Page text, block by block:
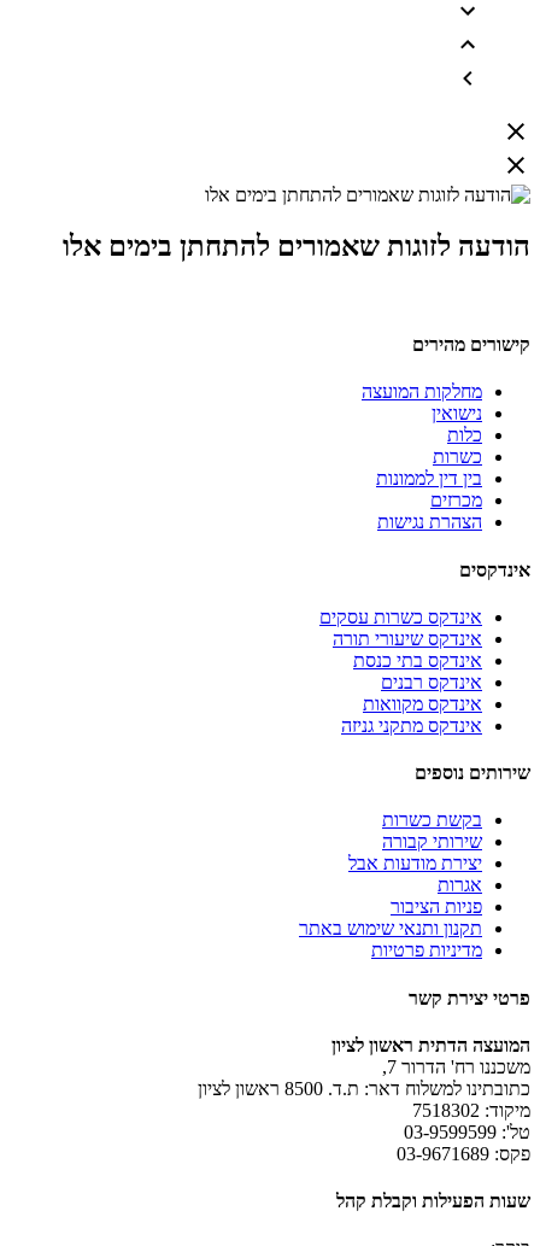
הודעה לזוגות שאמורים להתחתן בימים אלו
קישורים מהירים
מחלקות המועצה
נישואין
כלות
כשרות
בין דין לממונות
מכרזים
הצהרת נגישות
אינדקסים
אינדקס כשרות עסקים
אינדקס שיעורי תורה
אינדקס בתי כנסת
אינדקס רבנים
אינדקס מקוואות
אינדקס מתקני גניזה
שירותים נוספים
בקשת כשרות
שירותי קבורה
יצירת מודעות אבל
אגרות
פניות הציבור
תקנון ותנאי שימוש באתר
מדיניות פרטיות
פרטי יצירת קשר
המועצה הדתית ראשון לציון
משכננו רח' הדרור 7,
כתובתינו למשלוח דאר: ת.ד. 8500 ראשון לציון
מיקוד: 7518302
טל': 03-9599599
פקס: 03-9671689
שעות הפעילות וקבלת קהל